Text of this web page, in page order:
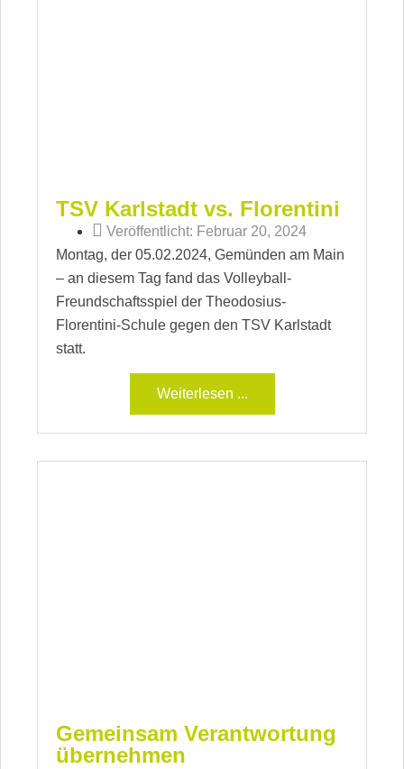
TSV Karlstadt vs. Florentini
Veröffentlicht: Februar 20, 2024
Montag, der 05.02.2024, Gemünden am Main
– an diesem Tag fand das Volleyball-
Freundschaftsspiel der Theodosius-
Florentini-Schule gegen den TSV Karlstadt
statt.
Weiterlesen ...
Gemeinsam Verantwortung
übernehmen